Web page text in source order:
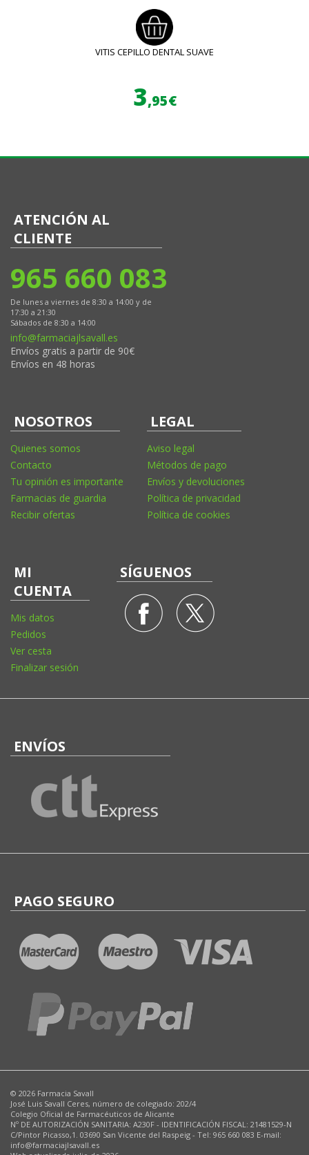
VITIS CEPILLO DENTAL SUAVE
3,95€
ATENCIÓN AL
CLIENTE
965 660 083
De lunes a viernes de 8:30 a 14:00 y de
17:30 a 21:30
Sábados de 8:30 a 14:00
info@farmaciajlsavall.es
Envíos gratis a partir de 90€
Envíos en 48 horas
NOSOTROS
Quienes somos
Contacto
Tu opinión es importante
Farmacias de guardia
Recibir ofertas
LEGAL
Aviso legal
Métodos de pago
Envíos y devoluciones
Política de privacidad
Política de cookies
MI
CUENTA
Mis datos
Pedidos
Ver cesta
Finalizar sesión
SÍGUENOS
ENVÍOS
PAGO SEGURO
© 2026 Farmacia Savall
José Luis Savall Ceres, número de colegiado: 202/4
Colegio Oficial de Farmacéuticos de Alicante
Nº DE AUTORIZACIÓN SANITARIA: A230F - IDENTIFICACIÓN FISCAL: 21481529-N
C/Pintor Picasso,1. 03690 San Vicente del Raspeig - Tel: 965 660 083 E-mail:
info@farmaciajlsavall.es